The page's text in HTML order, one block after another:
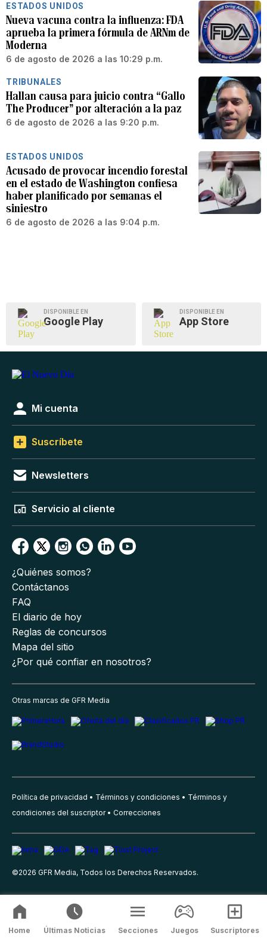
ESTADOS UNIDOS
Nueva vacuna contra la influenza: FDA
aprueba la primera fórmula de ARNm de
Moderna
6 de agosto de 2026 a las 10:29 p.m.
TRIBUNALES
Hallan causa para juicio contra “Gallo
The Producer” por alteración a la paz
6 de agosto de 2026 a las 9:20 p.m.
ESTADOS UNIDOS
Acusado de provocar incendio forestal
en el estado de Washington confiesa
haber planificado por semanas el
siniestro
6 de agosto de 2026 a las 9:04 p.m.
DISPONIBLE EN
Google Play
DISPONIBLE EN
App Store
Mi cuenta
Suscríbete
Newsletters
Servicio al cliente
¿Quiénes somos?
Contáctanos
FAQ
El diario de hoy
Reglas de concursos
Mapa del sitio
¿Por qué confiar en nosotros?
Otras marcas de GFR Media
Política de privacidad Términos y condiciones
Términos y
condiciones del suscriptor
Correcciones
©2026 GFR Media, Todos los Derechos Reservados.
Home Últimas Noticias Secciones Juegos Suscriptores